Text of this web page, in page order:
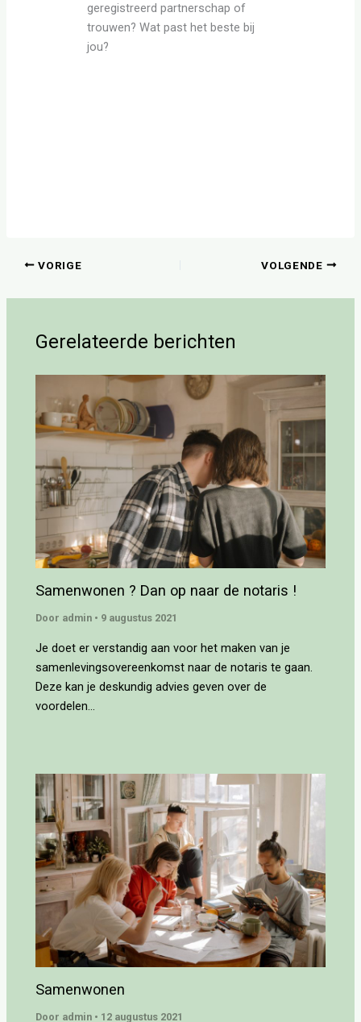
geregistreerd partnerschap of
trouwen? Wat past het beste bij
jou?
VORIGE VOLGENDE
Gerelateerde berichten
Samenwonen ? Dan op naar de notaris !
Door admin • 9 augustus 2021
Je doet er verstandig aan voor het maken van je
samenlevingsovereenkomst naar de notaris te gaan.
Deze kan je deskundig advies geven over de
voordelen…
Samenwonen
Door admin • 12 augustus 2021